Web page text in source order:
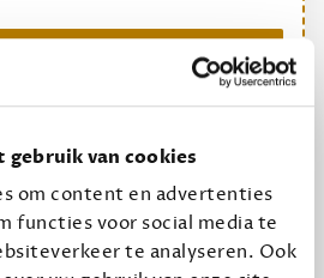
gebruik van cookies
om content en advertenties
functies voor social media te
te analyseren. Ook
incl. verzending